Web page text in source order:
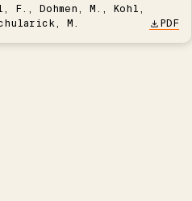
F., Dohmen, M., Kohl,
M.
PDF